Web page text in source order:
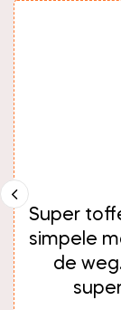
Super
simpele
de